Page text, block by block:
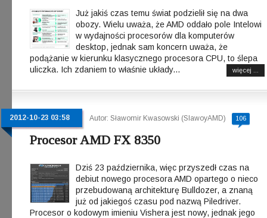
Już jakiś czas temu świat podzielił się na dwa
obozy. Wielu uważa, że AMD oddało pole Intelowi
w wydajności procesorów dla komputerów
desktop, jednak sam koncern uważa, że
podążanie w kierunku klasycznego procesora CPU, to ślepa
uliczka. Ich zdaniem to właśnie układy...
więcej ...
2012-10-23 03:58 Autor: Sławomir Kwasowski (SlawoyAMD) 106
Procesor AMD FX 8350
Dziś 23 października, więc przyszedł czas na
debiut nowego procesora AMD opartego o nieco
przebudowaną architekturę Bulldozer, a znaną
już od jakiegoś czasu pod nazwą Piledriver.
Procesor o kodowym imieniu Vishera jest nowy, jednak jego